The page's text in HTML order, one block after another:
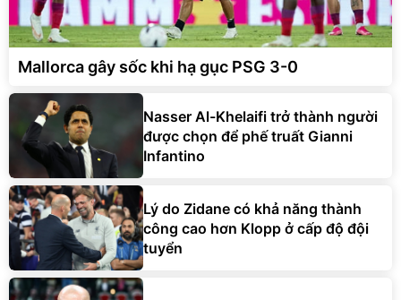
Mallorca gây sốc khi hạ gục PSG 3-0
Nasser Al-Khelaifi trở thành người
được chọn để phế truất Gianni
Infantino
Lý do Zidane có khả năng thành
công cao hơn Klopp ở cấp độ đội
tuyển